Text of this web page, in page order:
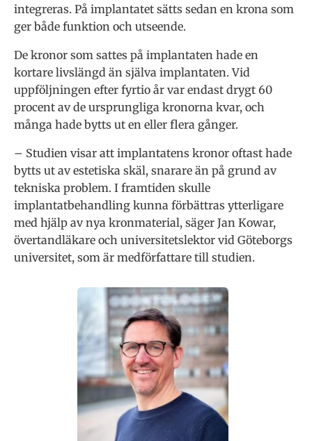
integreras. På implantatet sätts sedan en krona som
ger både funktion och utseende.
De kronor som sattes på implantaten hade en
kortare livslängd än själva implantaten. Vid
uppföljningen efter fyrtio år var endast drygt 60
procent av de ursprungliga kronorna kvar, och
många hade bytts ut en eller flera gånger.
– Studien visar att implantatens kronor oftast hade
bytts ut av estetiska skäl, snarare än på grund av
tekniska problem. I framtiden skulle
implantatbehandling kunna förbättras ytterligare
med hjälp av nya kronmaterial, säger Jan Kowar,
övertandläkare och universitetslektor vid Göteborgs
universitet, som är medförfattare till studien.